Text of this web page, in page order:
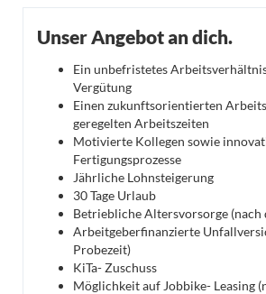
Unser Angebot an dich.
Ein unbefristetes
Vergütung
Einen zukunftsorientierten
geregelten Arbeitszeiten
Motivierte Kollegen sowie
Fertigungsprozesse
Jährliche Lohnsteigerung
30 Tage Urlaub
Betriebliche Altersvorsorge (nach
Arbeitgeberfinanzierte
Probezeit)
KiTa- Zuschuss
Möglichkeit auf Jobbike- Leasing